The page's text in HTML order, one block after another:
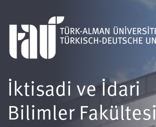
İktisadi ve İdari
Bilimler Fakültesi